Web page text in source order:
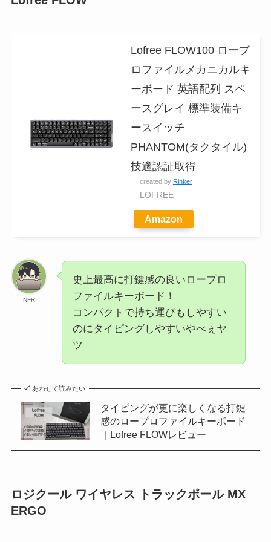
Lofree FLOW100 ロープ
ロファイルメカニカルキ
ーボード 英語配列 スペ
ースグレイ 標準装備キ
ースイッチ
PHANTOM(タクタイル)
技適認証取得
created by Rinker
LOFREE
Amazon
NFR
史上最高に打鍵感の良いロープロ
ファイルキーボード！
コンパクトで持ち運びもしやすい
のにタイピングしやすいやべぇヤ
ツ
あわせて読みたい
タイピングが更に楽しくなる打鍵
感のロープロファイルキーボード
｜Lofree FLOWレビュー
ロジクール ワイヤレス トラックボール MX
ERGO